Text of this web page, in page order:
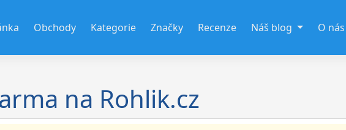
Obchody Kategorie Značky Recenze Náš blog O nás
na Rohlik.cz